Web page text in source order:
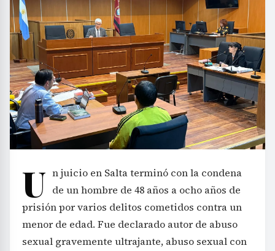
U n juicio en Salta terminó con la condena
de un hombre de 48 años a ocho años de
prisión por varios delitos cometidos contra un
menor de edad. Fue declarado autor de abuso
sexual gravemente ultrajante, abuso sexual con